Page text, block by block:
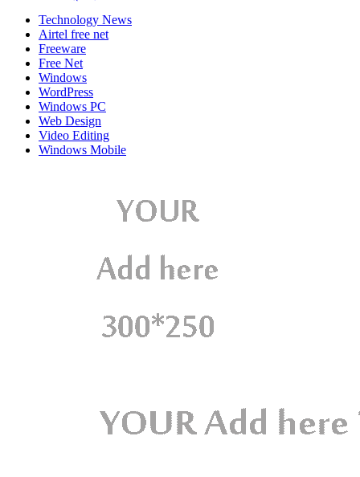
Technology News
Airtel free net
Freeware
Free Net
Windows
WordPress
Windows PC
Web Design
Video Editing
Windows Mobile